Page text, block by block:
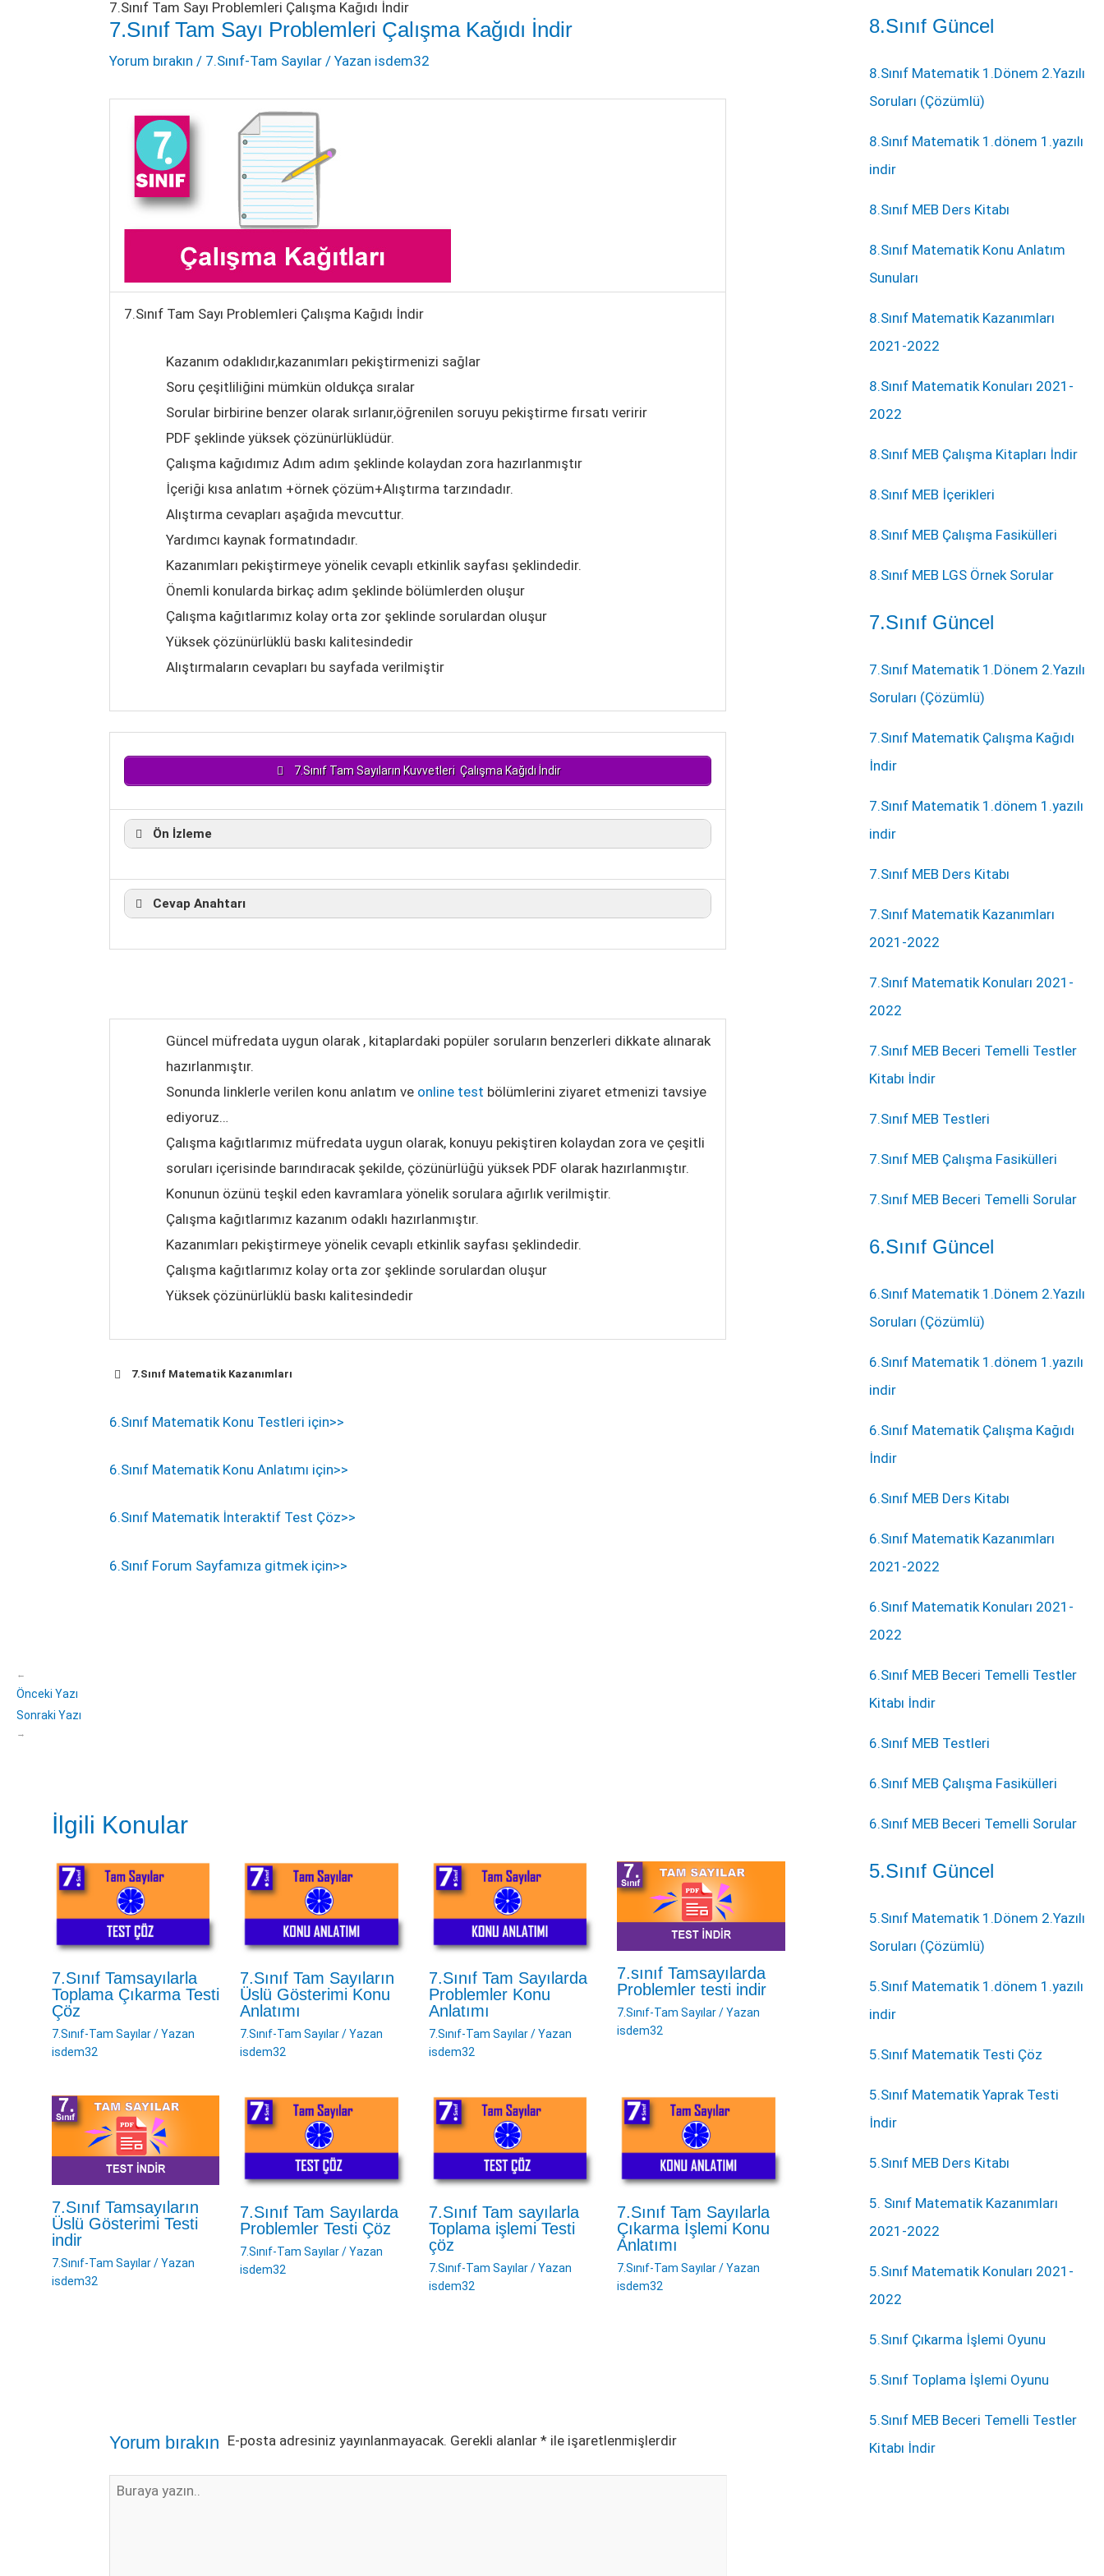
7.Sınıf Tam Sayı Problemleri Çalışma Kağıdı İndir
7.Sınıf Tam Sayı Problemleri Çalışma Kağıdı İndir
Yorum bırakın / 7.Sınıf-Tam Sayılar / Yazan isdem32
7.Sınıf Tam Sayı Problemleri Çalışma Kağıdı İndir
Kazanım odaklıdır,kazanımları pekiştirmenizi sağlar
Soru çeşitliliğini mümkün oldukça sıralar
Sorular birbirine benzer olarak sırlanır,öğrenilen soruyu pekiştirme fırsatı veririr
PDF şeklinde yüksek çözünürlüklüdür.
Çalışma kağıdımız Adım adım şeklinde kolaydan zora hazırlanmıştır
İçeriği kısa anlatım +örnek çözüm+Alıştırma tarzındadır.
Alıştırma cevapları aşağıda mevcuttur.
Yardımcı kaynak formatındadır.
Kazanımları pekiştirmeye yönelik cevaplı etkinlik sayfası şeklindedir.
Önemli konularda birkaç adım şeklinde bölümlerden oluşur
Çalışma kağıtlarımız kolay orta zor şeklinde sorulardan oluşur
Yüksek çözünürlüklü baskı kalitesindedir
Alıştırmaların cevapları bu sayfada verilmiştir
7.Sınıf Tam Sayıların Kuvvetleri Çalışma Kağıdı İndir
Ön İzleme
Cevap Anahtarı
Güncel müfredata uygun olarak , kitaplardaki popüler soruların benzerleri dikkate alınarak
hazırlanmıştır.
Sonunda linklerle verilen konu anlatım ve online test bölümlerini ziyaret etmenizi tavsiye
ediyoruz…
Çalışma kağıtlarımız müfredata uygun olarak, konuyu pekiştiren kolaydan zora ve çeşitli
soruları içerisinde barındıracak şekilde, çözünürlüğü yüksek PDF olarak hazırlanmıştır.
Konunun özünü teşkil eden kavramlara yönelik sorulara ağırlık verilmiştir.
Çalışma kağıtlarımız kazanım odaklı hazırlanmıştır.
Kazanımları pekiştirmeye yönelik cevaplı etkinlik sayfası şeklindedir.
Çalışma kağıtlarımız kolay orta zor şeklinde sorulardan oluşur
Yüksek çözünürlüklü baskı kalitesindedir
7.Sınıf Matematik Kazanımları
6.Sınıf Matematik Konu Testleri için>>
6.Sınıf Matematik Konu Anlatımı için>>
6.Sınıf Matematik İnteraktif Test Çöz>>
6.Sınıf Forum Sayfamıza gitmek için>>
←
Önceki Yazı
Sonraki Yazı
→
İlgili Konular
7.Sınıf Tamsayılarla
Toplama Çıkarma Testi
Çöz
7.Sınıf-Tam Sayılar/ Yazan
isdem32
7.Sınıf Tam Sayıların
Üslü Gösterimi Konu
Anlatımı
7.Sınıf-Tam Sayılar/ Yazan
isdem32
7.Sınıf Tam Sayılarda
Problemler Konu
Anlatımı
7.Sınıf-Tam Sayılar/ Yazan
isdem32
7.sınıf Tamsayılarda
Problemler testi indir
7.Sınıf-Tam Sayılar/ Yazan
isdem32
7.Sınıf Tamsayıların
Üslü Gösterimi Testi
indir
7.Sınıf-Tam Sayılar/ Yazan
isdem32
7.Sınıf Tam Sayılarda
Problemler Testi Çöz
7.Sınıf-Tam Sayılar/ Yazan
isdem32
7.Sınıf Tam sayılarla
Toplama işlemi Testi
çöz
7.Sınıf-Tam Sayılar/ Yazan
isdem32
7.Sınıf Tam Sayılarla
Çıkarma İşlemi Konu
Anlatımı
7.Sınıf-Tam Sayılar/ Yazan
isdem32
Yorum bırakın E-posta adresiniz yayınlanmayacak. Gerekli alanlar* ile işaretlenmişlerdir
8.Sınıf Güncel
8.Sınıf Matematik 1.Dönem 2.Yazılı
Soruları (Çözümlü)
8.Sınıf Matematik 1.dönem 1.yazılı
indir
8.Sınıf MEB Ders Kitabı
8.Sınıf Matematik Konu Anlatım
Sunuları
8.Sınıf Matematik Kazanımları
2021-2022
8.Sınıf Matematik Konuları 2021-
2022
8.Sınıf MEB Çalışma Kitapları İndir
8.Sınıf MEB İçerikleri
8.Sınıf MEB Çalışma Fasikülleri
8.Sınıf MEB LGS Örnek Sorular
7.Sınıf Güncel
7.Sınıf Matematik 1.Dönem 2.Yazılı
Soruları (Çözümlü)
7.Sınıf Matematik Çalışma Kağıdı
İndir
7.Sınıf Matematik 1.dönem 1.yazılı
indir
7.Sınıf MEB Ders Kitabı
7.Sınıf Matematik Kazanımları
2021-2022
7.Sınıf Matematik Konuları 2021-
2022
7.Sınıf MEB Beceri Temelli Testler
Kitabı İndir
7.Sınıf MEB Testleri
7.Sınıf MEB Çalışma Fasikülleri
7.Sınıf MEB Beceri Temelli Sorular
6.Sınıf Güncel
6.Sınıf Matematik 1.Dönem 2.Yazılı
Soruları (Çözümlü)
6.Sınıf Matematik 1.dönem 1.yazılı
indir
6.Sınıf Matematik Çalışma Kağıdı
İndir
6.Sınıf MEB Ders Kitabı
6.Sınıf Matematik Kazanımları
2021-2022
6.Sınıf Matematik Konuları 2021-
2022
6.Sınıf MEB Beceri Temelli Testler
Kitabı İndir
6.Sınıf MEB Testleri
6.Sınıf MEB Çalışma Fasikülleri
6.Sınıf MEB Beceri Temelli Sorular
5.Sınıf Güncel
5.Sınıf Matematik 1.Dönem 2.Yazılı
Soruları (Çözümlü)
5.Sınıf Matematik 1.dönem 1.yazılı
indir
5.Sınıf Matematik Testi Çöz
5.Sınıf Matematik Yaprak Testi
İndir
5.Sınıf MEB Ders Kitabı
5. Sınıf Matematik Kazanımları
2021-2022
5.Sınıf Matematik Konuları 2021-
2022
5.Sınıf Çıkarma İşlemi Oyunu
5.Sınıf Toplama İşlemi Oyunu
5.Sınıf MEB Beceri Temelli Testler
Kitabı İndir